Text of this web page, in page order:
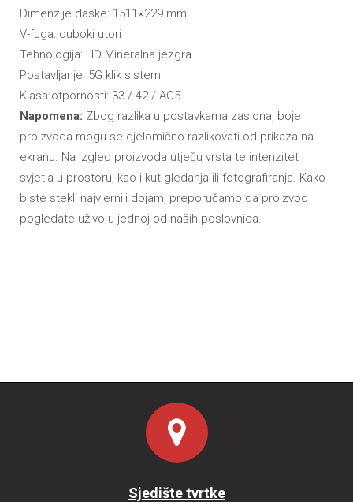
Dimenzije daske: 1511×229 mm
V-fuga: duboki utori
Tehnologija: HD Mineralna jezgra
Postavljanje: 5G klik sistem
Klasa otpornosti: 33 / 42 / AC5
Napomena: Zbog razlika u postavkama zaslona, boje
proizvoda mogu se djelomično razlikovati od prikaza na
ekranu. Na izgled proizvoda utječu vrsta te intenzitet
svjetla u prostoru, kao i kut gledanja ili fotografiranja. Kako
biste stekli najvjerniji dojam, preporučamo da proizvod
pogledate uživo u jednoj od naših poslovnica.
Sjedište tvrtke